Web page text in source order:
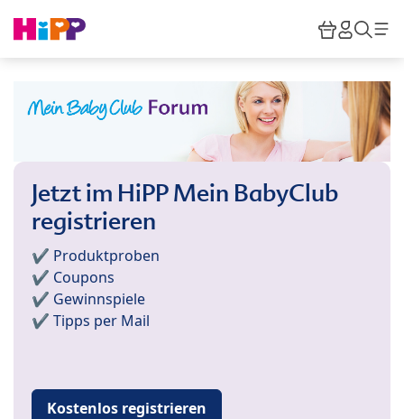
HiPP
Jetzt im HiPP Mein BabyClub
registrieren
✔️ Produktproben
✔️ Coupons
✔️ Gewinnspiele
✔️ Tipps per Mail
Kostenlos registrieren